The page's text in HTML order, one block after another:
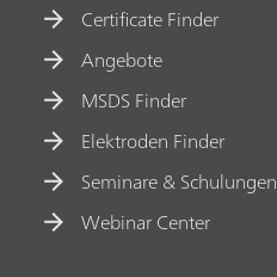
Certificate Finder
Angebote
MSDS Finder
Elektroden Finder
Seminare & Schulungen
Webinar Center